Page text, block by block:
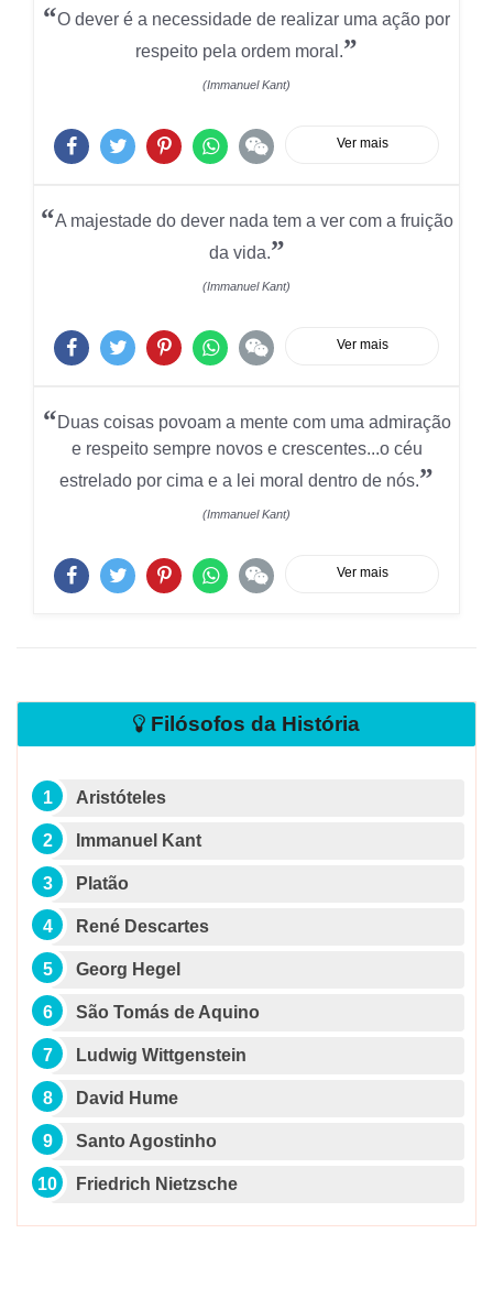
“O dever é a necessidade de realizar uma ação por
respeito pela ordem moral.”
(Immanuel Kant)
Ver mais
“A majestade do dever nada tem a ver com a fruição
da vida.”
(Immanuel Kant)
Ver mais
“Duas coisas povoam a mente com uma admiração
e respeito sempre novos e crescentes...o céu
estrelado por cima e a lei moral dentro de nós.”
(Immanuel Kant)
Ver mais
Filósofos da História
Aristóteles
Immanuel Kant
Platão
René Descartes
Georg Hegel
São Tomás de Aquino
Ludwig Wittgenstein
David Hume
Santo Agostinho
Friedrich Nietzsche